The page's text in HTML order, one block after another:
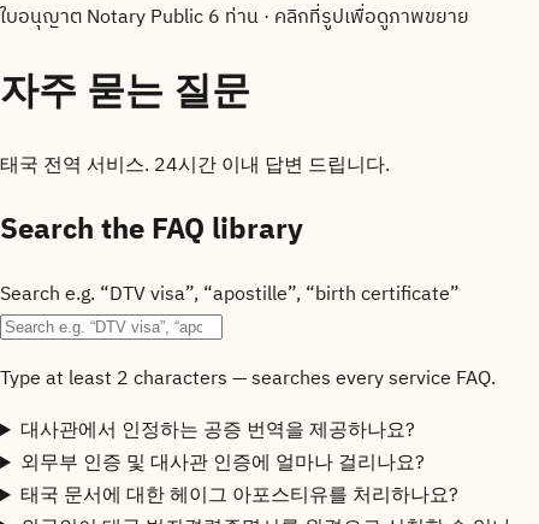
ใบอนุญาต Notary Public 6 ท่าน· คลิกที่รูปเพื่อดูภาพขยาย
자주 묻는 질문
태국 전역 서비스. 24시간 이내 답변 드립니다.
Search the FAQ library
Search e.g. “DTV visa”, “apostille”, “birth certificate”
Type at least 2 characters — searches every service FAQ.
대사관에서 인정하는 공증 번역을 제공하나요?
외무부 인증 및 대사관 인증에 얼마나 걸리나요?
태국 문서에 대한 헤이그 아포스티유를 처리하나요?